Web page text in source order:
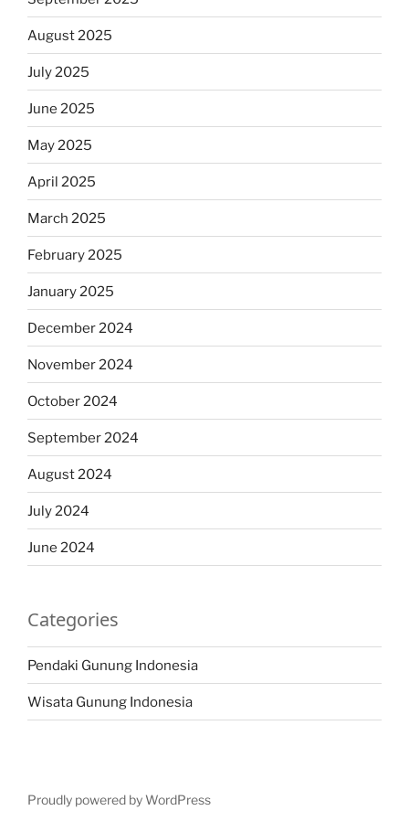
August 2025
July 2025
June 2025
May 2025
April 2025
March 2025
February 2025
January 2025
December 2024
November 2024
October 2024
September 2024
August 2024
July 2024
June 2024
Categories
Pendaki Gunung Indonesia
Wisata Gunung Indonesia
Proudly powered by WordPress